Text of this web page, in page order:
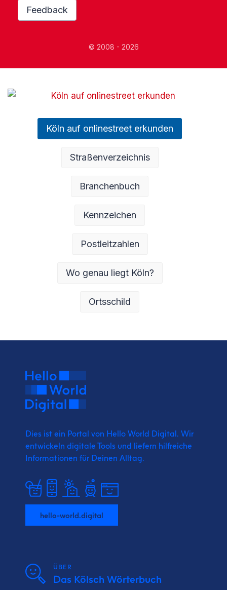
Feedback
© 2008 - 2026
Köln auf onlinestreet erkunden
Straßenverzeichnis
Branchenbuch
Kennzeichen
Postleitzahlen
Wo genau liegt Köln?
Ortsschild
Dies ist ein Portal von Hello World Digital. Wir
entwickeln digitale Tools und liefern hilfreiche
Informationen für Deinen Alltag.
hello-world.digital
ÜBER
Das Kölsch Wörterbuch